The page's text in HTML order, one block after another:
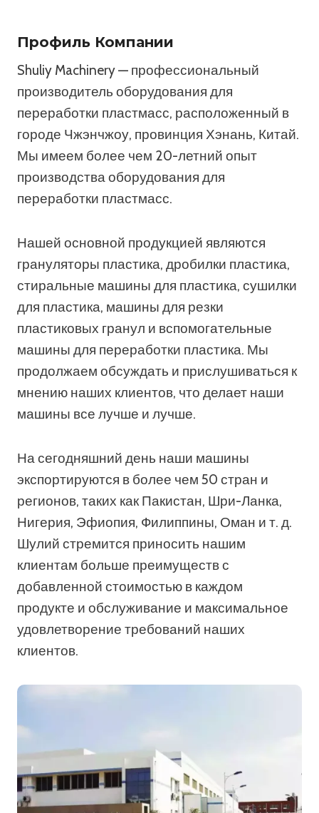
Профиль Компании
Shuliy Machinery — профессиональный
производитель оборудования для
переработки пластмасс, расположенный в
городе Чжэнчжоу, провинция Хэнань, Китай.
Мы имеем более чем 20-летний опыт
производства оборудования для
переработки пластмасс.
Нашей основной продукцией являются
грануляторы пластика, дробилки пластика,
стиральные машины для пластика, сушилки
для пластика, машины для резки
пластиковых гранул и вспомогательные
машины для переработки пластика. Мы
продолжаем обсуждать и прислушиваться к
мнению наших клиентов, что делает наши
машины все лучше и лучше.
На сегодняшний день наши машины
экспортируются в более чем 50 стран и
регионов, таких как Пакистан, Шри-Ланка,
Нигерия, Эфиопия, Филиппины, Оман и т. д.
Шулий стремится приносить нашим
клиентам больше преимуществ с
добавленной стоимостью в каждом
продукте и обслуживание и максимальное
удовлетворение требований наших
клиентов.